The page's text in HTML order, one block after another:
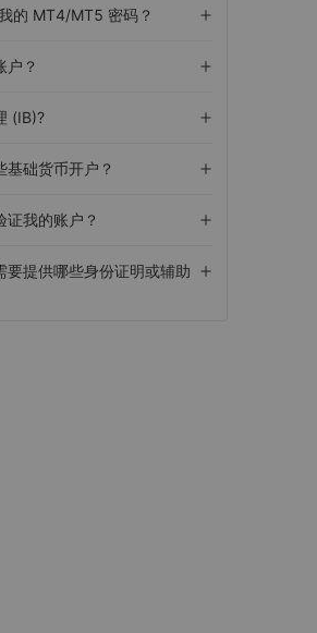
的 MT4/MT5 密码？
户？
(IB)?
基础货币开户？
证我的账户？
要提供哪些身份证明或辅助